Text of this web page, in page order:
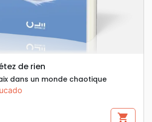
de rien
dans un monde chaotique
shopping_cart